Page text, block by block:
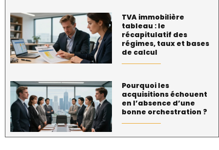
TVA immobilière
tableau : le
récapitulatif des
régimes, taux et bases
de calcul
Pourquoi les
acquisitions échouent
en l’absence d’une
bonne orchestration ?